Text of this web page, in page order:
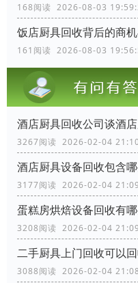
168阅读 2026-08-03
饭店厨具回收背后的商
161阅读 2026-08-03
酒店厨具回收公司谈酒
3267阅读 2026-02-04
酒店厨具设备回收包含
3177阅读 2026-02-04
蛋糕房烘焙设备回收有
3208阅读 2026-02-04
二手厨具上门回收可以
3088阅读 2026-02-04